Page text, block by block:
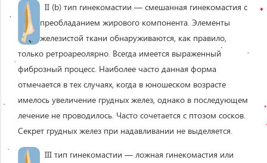
II (b) тип гинекомастии — смешанная гинекомастия с
преобладанием жирового компонента. Элементы
железистой ткани обнаруживаются, как правило,
только ретроареолярно. Всегда имеется выраженный
фиброзный процесс. Наиболее часто данная форма
отмечается в тех случаях, когда в юношеском возрасте
имелось увеличение грудных желез, однако в последующем
лечение не проводилось. Часто сочетается с птозом сосков.
Секрет грудных желез при надавливании не выделяется.
III тип гинекомастии — ложная гинекомастия или